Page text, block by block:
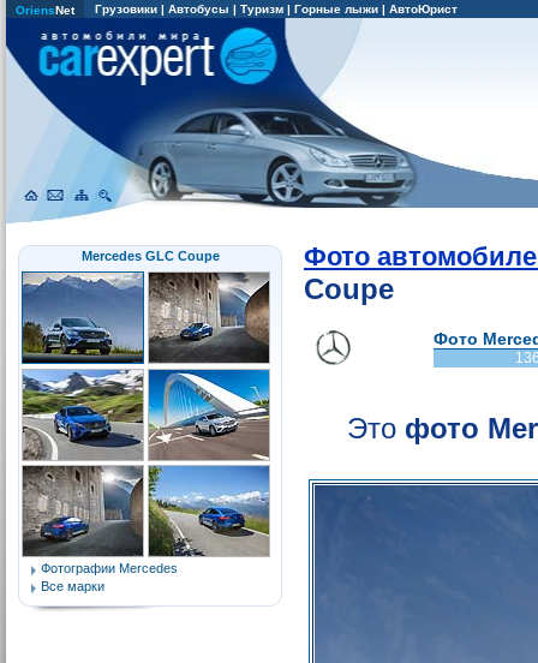
OriensNet Грузовики | Автобусы | Туризм | Горные лыжи | АвтоЮрист
Mercedes GLC Coupe
Фотографии Mercedes
Все марки
Фото
Coupe
Фото
Это фото